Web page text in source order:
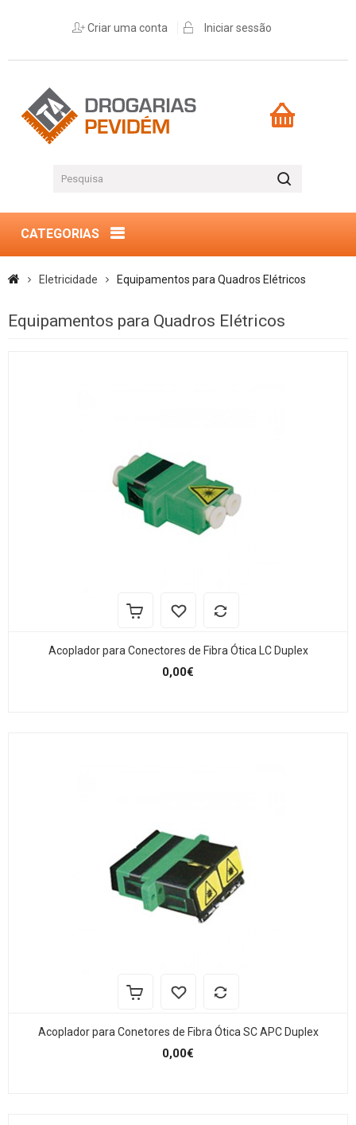
Criar uma conta Iniciar sessão
CATEGORIAS
Eletricidade Equipamentos para Quadros Elétricos
Equipamentos para Quadros Elétricos
Acoplador para Conectores de Fibra Ótica LC Duplex
0,00€
Acoplador para Conetores de Fibra Ótica SC APC Duplex
0,00€